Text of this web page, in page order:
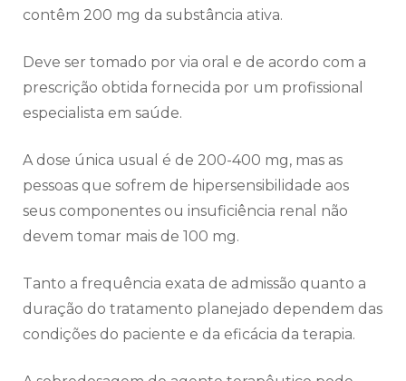
contêm 200 mg da substância ativa.
Deve ser tomado por via oral e de acordo com a
prescrição obtida fornecida por um profissional
especialista em saúde.
A dose única usual é de 200-400 mg, mas as
pessoas que sofrem de hipersensibilidade aos
seus componentes ou insuficiência renal não
devem tomar mais de 100 mg.
Tanto a frequência exata de admissão quanto a
duração do tratamento planejado dependem das
condições do paciente e da eficácia da terapia.